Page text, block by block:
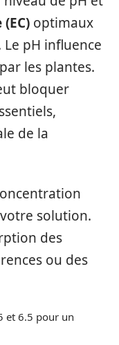
optimaux
pH influence
les plantes.
bloquer
de la
solution.
des
ou des
et 6.5 pour un